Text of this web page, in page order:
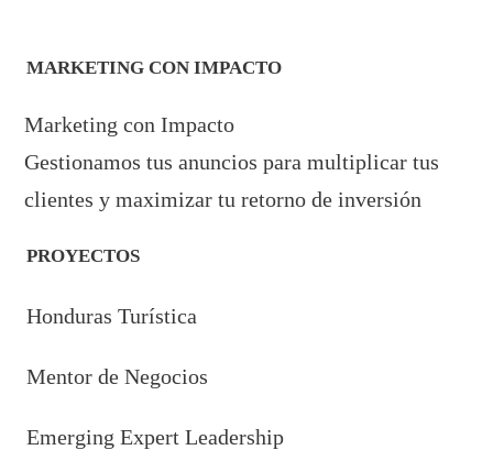
MARKETING CON IMPACTO
Marketing con Impacto
Gestionamos tus anuncios para multiplicar tus
clientes y maximizar tu retorno de inversión
PROYECTOS
Honduras Turística
Mentor de Negocios
Emerging Expert Leadership